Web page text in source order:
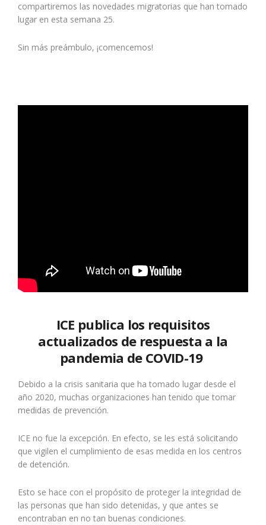
compartiremos las novedades migratorias que han tomado
lugar en esta semana 25.
Sin más preámbulo, ¡comencemos!
ICE publica los requisitos
actualizados de respuesta a la
pandemia de COVID-19
Debido a la crisis sanitaria que ha tomado lugar desde el
año 2020, muchas organizaciones han tenido que tomar
medidas de prevención.
ICE no fue la excepción. En efecto, se les está solicitando
que vigilen el cumplimiento de esas medida en los centros
de detención.
Esto se hace con el propósito de proteger la integridad de
las personas que han sido detenidas, y que antes se
encontraban en no tan buenas condiciones.